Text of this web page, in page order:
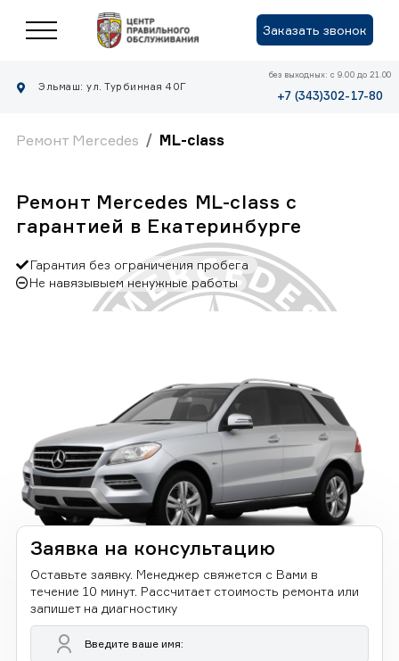
Заказать звонок
Эльмаш: ул. Турбинная 40Г
без выходных: с 9.00 до 21.00
+7 (343)302-17-80
Ремонт Mercedes ML-class
Ремонт Mercedes ML-class с
гарантией в Екатеринбурге
Гарантия без ограничения пробега
Не навязывыем ненужные работы
Заявка на консультацию
Оставьте заявку. Менеджер свяжется с Вами в
течение 10 минут. Рассчитает стоимость ремонта или
запишет на диагностику